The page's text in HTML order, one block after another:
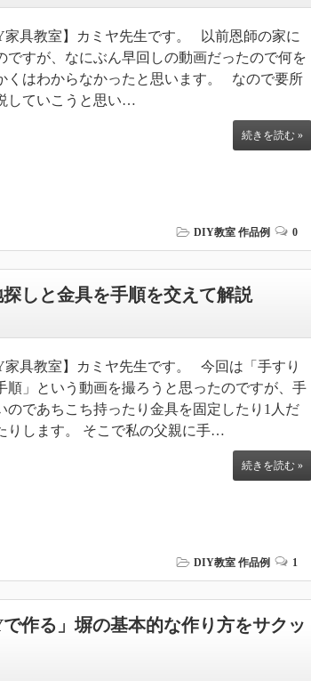
家具教室】カミヤ先生です。 以前恩師の家に
ですが、なにぶん早回しの動画だったので何を
くはわからなかったと思います。 なので要所
していこうと思い…
続きを読む »
DIY教室 作品例 0
しと金具を手順を交えて解説
家具教室】カミヤ先生です。 今回は「手すり
順」という動画を撮ろうと思ったのですが、手
のであちこち持ったり金具を固定したり1人だ
りします。 そこで私の父親に手…
続きを読む »
DIY教室 作品例 1
作る」塀の基本的な作り方をサクッ